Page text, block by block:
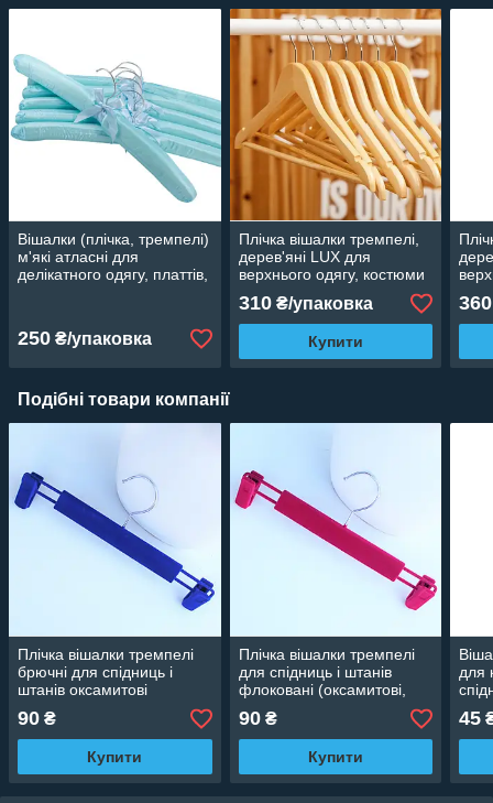
Вішалки (плічка, тремпелі)
м'які атласні для
делікатного одягу, платтів,
250 ₴/упаковка
Плічка вішалки тремпелі,
дерев'яні LUX для
верхнього одягу, костюми
лаковані 5 шт., 44 см
310₴/упаковка
Купити
44
360
Подібні товари компанії
Плічка вішалки тремпелі
брючні для спідниць і
штанів оксамитові
(флоковані) з прищіпками
сині, 33 см
90 ₴
Купити
Плічка вішалки тремпелі
для спідниць і штанів
флоковані (оксамитові,
90₴
Купити
для
45